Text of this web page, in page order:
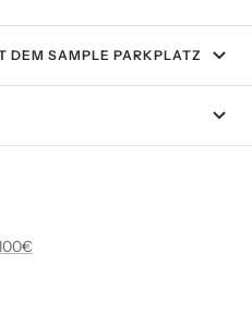
DEM SAMPLE PARKPLATZ